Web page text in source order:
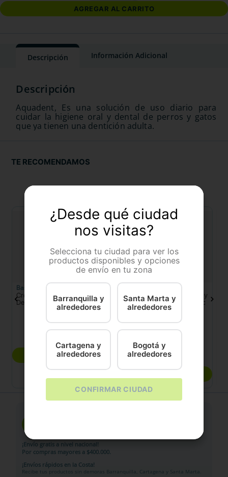
AGREGAR AL CARRITO
Descripción Información Adicional
Aquadent, Es una solución de uso diario para
cuidar la higiene oral y dental de perros y gatos
que ya tienen una dentición adulta.
TE RECOMENDAMOS
Basic Farm
Crema De Dientes
Dentyfarm Tubo
COMPRAR
Virbac
Enjuague bucal para perro y
gato aquadent fresh Virbac
250 Ml
$50.500
¡Envío gratis a nivel nacional!
Por compras mayores a $400.000.
¡Envíos rápidos en la Costa!
Recibe tus productos sin demoras Barranquilla, Cartagena y Santa Marta.
¿Desde qué ciudad
nos visitas?
Selecciona tu ciudad para ver los
productos disponibles y opciones
de envío en tu zona
Barranquilla y
alrededores
Santa Marta y
alrededores
Cartagena y
alrededores
Bogotá y
alrededores
CONFIRMAR CIUDAD